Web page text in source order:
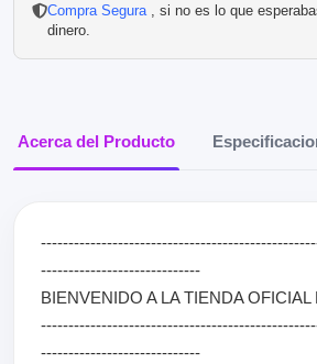
Compra Segura , si no es lo que
dinero.
Acerca del Producto
-----------------------------
BIENVENIDO A LA TIENDA OFICIAL
-----------------------------